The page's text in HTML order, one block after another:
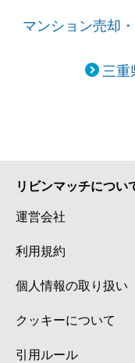
マンション売却
三重
リビンマッチについ
運営会社
利用規約
個人情報の取り扱い
クッキーについて
引用ルール